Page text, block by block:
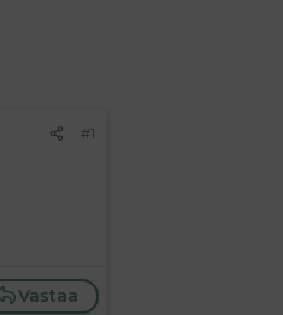
#1
Vastaa